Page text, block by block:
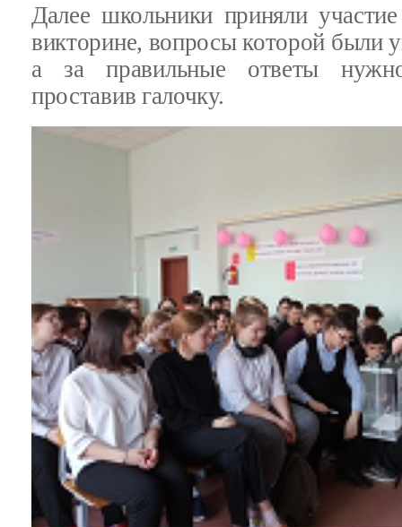
Далее школьники приняли
викторине, вопросы которой были
а за правильные ответы
проставив галочку.